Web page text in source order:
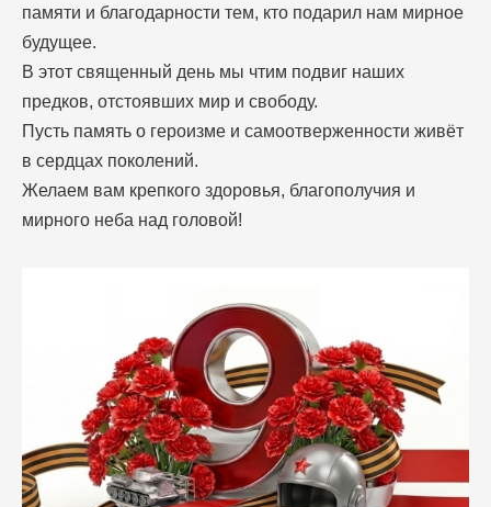
памяти и благодарности тем, кто подарил нам мирное
будущее.
В этот священный день мы чтим подвиг наших
предков, отстоявших мир и свободу.
Пусть память о героизме и самоотверженности живёт
в сердцах поколений.
Желаем вам крепкого здоровья, благополучия и
мирного неба над головой!